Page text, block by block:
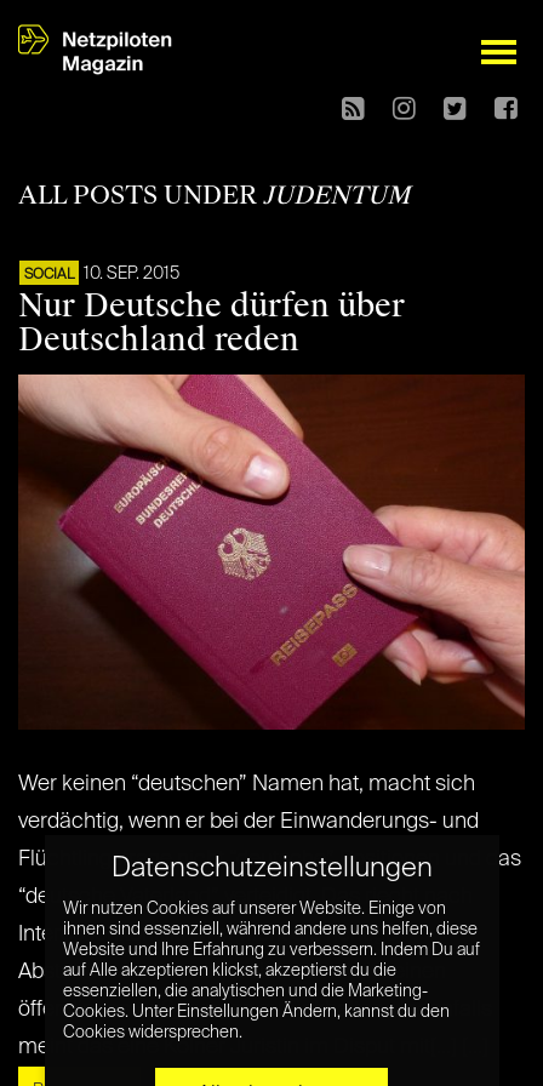
open
ALL POSTS UNDERJUDENTUM
SOCIAL 10. SEP. 2015
Nur Deutsche dürfen über
Deutschland reden
Wer keinen “deutschen” Namen hat, macht sich
verdächtig, wenn er bei der Einwanderungs- und
Flüchtlingsfrage nicht “deutsche” Positionen und das
“deutsche Vaterland” verteidigt. Das riecht nach
Interessenkonflikt. Wer nicht die richtige
Abstammung hat, sollte sich doch mit seinen
öffentlichen Äußerungen zurückhalten. Jedenfalls
meint das eine Kölner Juristin im Disput mit[...] [...]
Datenschutzeinstellungen
Wir nutzen Cookies auf unserer Website. Einige von
ihnen sind essenziell, während andere uns helfen, diese
Website und Ihre Erfahrung zu verbessern. Indem Du auf
auf Alle akzeptieren klickst, akzeptierst du die
essenziellen, die analytischen und die Marketing-
Cookies. Unter Einstellungen Ändern, kannst du den
Cookies widersprechen.